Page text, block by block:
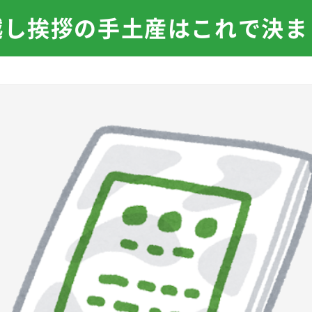
挨拶の手土産はこれで決